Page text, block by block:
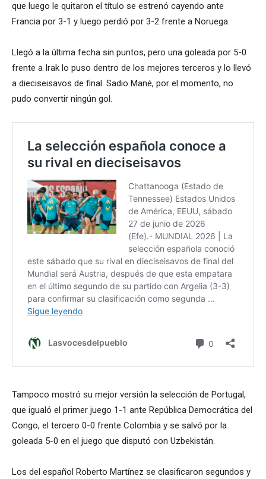
que luego le quitaron el título se estrenó cayendo ante
Francia por 3-1 y luego perdió por 3-2 frente a Noruega.
Llegó a la última fecha sin puntos, pero una goleada por 5-0
frente a Irak lo puso dentro de los mejores terceros y lo llevó
a dieciseisavos de final. Sadio Mané, por el momento, no
pudo convertir ningún gol.
Tampoco mostró su mejor versión la selección de Portugal,
que igualó el primer juego 1-1 ante República Democrática del
Congo, el tercero 0-0 frente Colombia y se salvó por la
goleada 5-0 en el juego que disputó con Uzbekistán.
Los del español Roberto Martínez se clasificaron segundos y